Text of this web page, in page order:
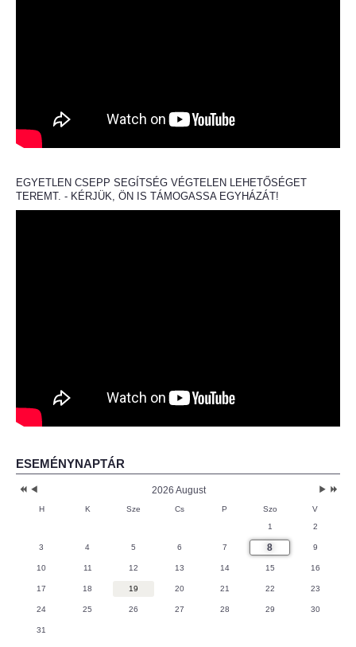
EGYETLEN CSEPP SEGÍTSÉG VÉGTELEN LEHETŐSÉGET
TEREMT. - KÉRJÜK, ÖN IS TÁMOGASSA EGYHÁZÁT!
ESEMÉNYNAPTÁR
2026 August
H K Sze Cs P Szo
V
1
2
3 4 5 6 7 8 9
10 11 12 13 14 15 16
17 18 19 20 21 22 23
24 25 26 27 28 29 30
31